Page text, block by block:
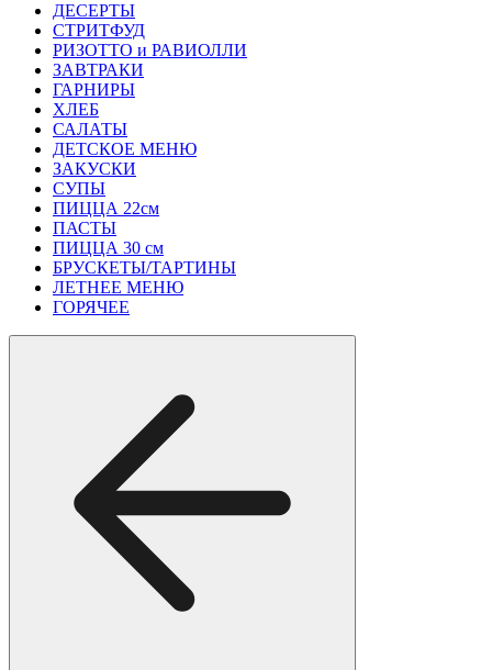
ДЕСЕРТЫ
СТРИТФУД
РИЗОТТО и РАВИОЛЛИ
ЗАВТРАКИ
ГАРНИРЫ
ХЛЕБ
САЛАТЫ
ДЕТСКОЕ МЕНЮ
ЗАКУСКИ
СУПЫ
ПИЦЦА 22см
ПАСТЫ
ПИЦЦА 30 см
БРУСКЕТЫ/ТАРТИНЫ
ЛЕТНЕЕ МЕНЮ
ГОРЯЧЕЕ